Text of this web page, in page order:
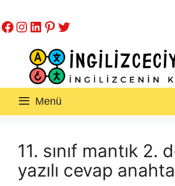
atla
Facebook
Instagram
LinkedIn
Pinterest
Twitter
Menü
11. sınıf mantık 2.
yazılı cevap